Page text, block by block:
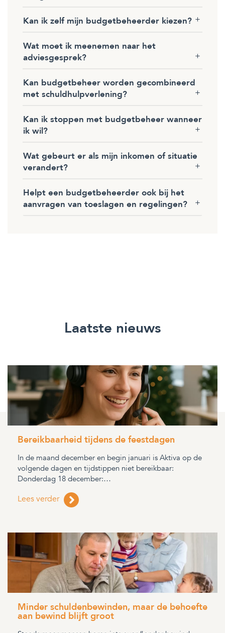
Kan ik zelf mijn budgetbeheerder kiezen?
Wat moet ik meenemen naar het
adviesgesprek?
Kan budgetbeheer worden gecombineerd
met schuldhulpverlening?
Kan ik stoppen met budgetbeheer wanneer
ik wil?
Wat gebeurt er als mijn inkomen of situatie
verandert?
Helpt een budgetbeheerder ook bij het
aanvragen van toeslagen en regelingen?
Laatste nieuws
Bereikbaarheid tijdens de feestdagen
In de maand december en begin januari is Aktiva op de
volgende dagen en tijdstippen niet bereikbaar:
Donderdag 18 december:…
Lees verder
Minder schuldenbewinden, maar de behoefte
aan bewind blijft groot